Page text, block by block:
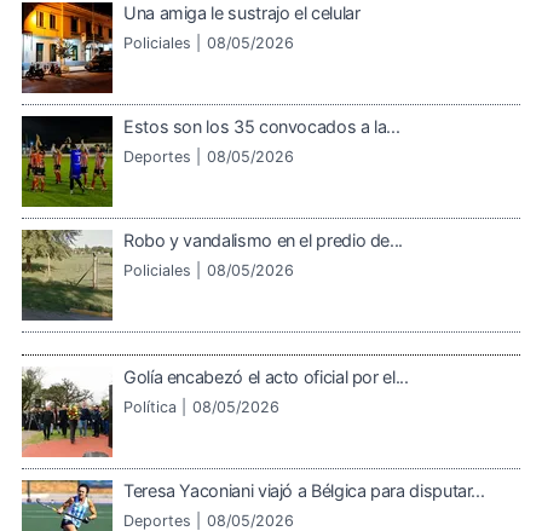
Una amiga le sustrajo el celular
Policiales | 08/05/2026
Estos son los 35 convocados a la...
Deportes | 08/05/2026
Robo y vandalismo en el predio de...
Policiales | 08/05/2026
Golía encabezó el acto oficial por el...
Política | 08/05/2026
Teresa Yaconiani viajó a Bélgica para disputar...
Deportes | 08/05/2026